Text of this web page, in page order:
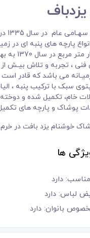
مساحت
می باشد که قادر است
سبک با ترکیب پنبه ،
خام، تکمیل شده و دوخته
پوشاک و پارچه های
خوشنام یزد بافت در
ها
دارد
لباس: دارد
بانوان: دارد